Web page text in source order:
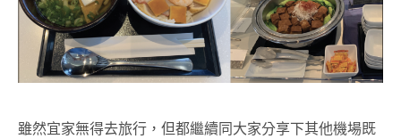
雖然宜家無得去旅行，但都繼續同大家分享下其他機場既